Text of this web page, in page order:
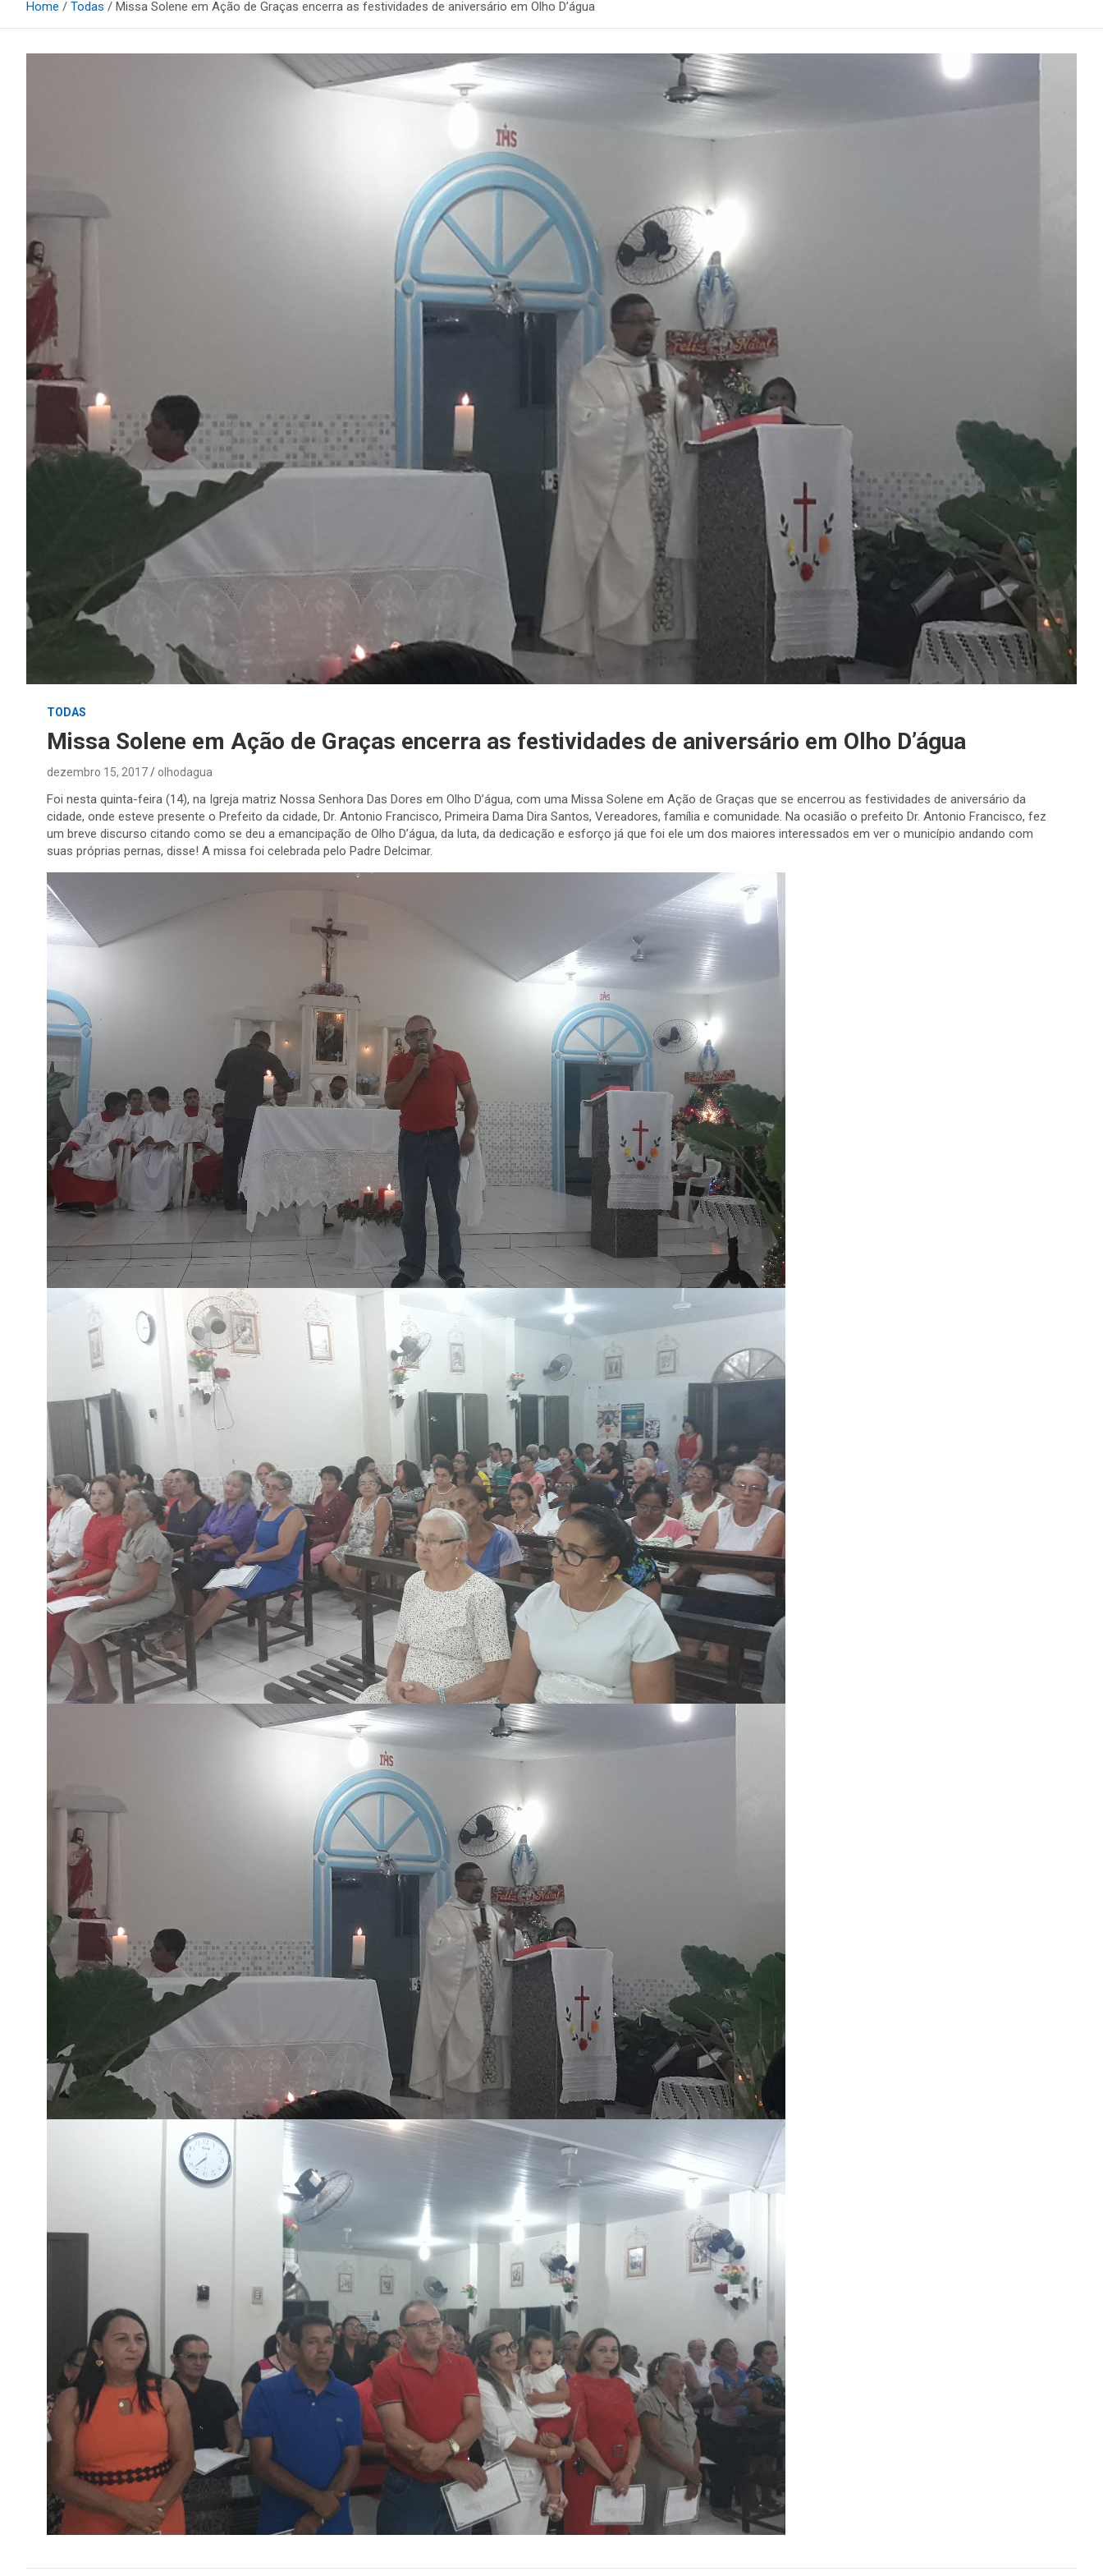
Home Todas Missa Solene em Ação de Graças encerra as festividades de aniversário em Olho D’água
TODAS
Missa Solene em Ação de Graças encerra as festividades de aniversário em Olho D’água
dezembro 15, 2017 olhodagua
Foi nesta quinta-feira (14), na Igreja matriz Nossa Senhora Das Dores em Olho D’água, com uma Missa Solene em Ação de Graças que se encerrou as festividades de aniversário da
cidade, onde esteve presente o Prefeito da cidade, Dr. Antonio Francisco, Primeira Dama Dira Santos, Vereadores, família e comunidade. Na ocasião o prefeito Dr. Antonio Francisco, fez
um breve discurso citando como se deu a emancipação de Olho D’água, da luta, da dedicação e esforço já que foi ele um dos maiores interessados em ver o município andando com
suas próprias pernas, disse! A missa foi celebrada pelo Padre Delcimar.